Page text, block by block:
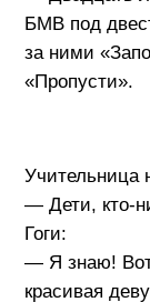
БМВ под
за ними
«Пропусти».
Учительница
— Дети, кто-
Гоги:
— Я знаю!
красивая